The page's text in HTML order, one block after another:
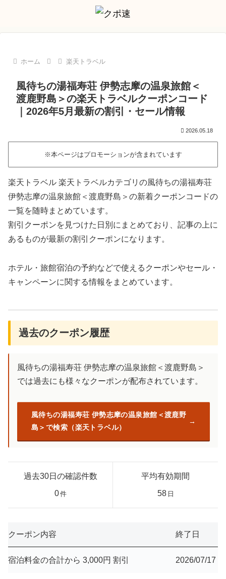
ホーム 楽天トラベル
風待ちの湯福寿荘 伊勢志摩の温泉旅館＜
渡鹿野島＞の楽天トラベルクーポンコード
｜2026年5月最新の割引・セール情報
2026.05.18
※本ページはプロモーションが含まれています
楽天トラベル 楽天トラベルカテゴリの風待ちの湯福寿荘
伊勢志摩の温泉旅館＜渡鹿野島＞の新着クーポンコードの
一覧を随時まとめています。
割引クーポンを見つけた日別にまとめており、記事の上に
あるものが最新の割引クーポンになります。
ホテル・旅館宿泊の予約などで使えるクーポンやセール・
キャンペーンに関する情報をまとめています。
過去のクーポン履歴
風待ちの湯福寿荘 伊勢志摩の温泉旅館＜渡鹿野島＞
では過去にも様々なクーポンが配布されています。
風待ちの湯福寿荘 伊勢志摩の温泉旅館＜渡鹿野
島＞で検索（楽天トラベル）
過去30日の確認件数
0件
平均有効期間
58 日
クーポン内容 終了日
宿泊料金の合計から 3,000円 割引 2026/07/17